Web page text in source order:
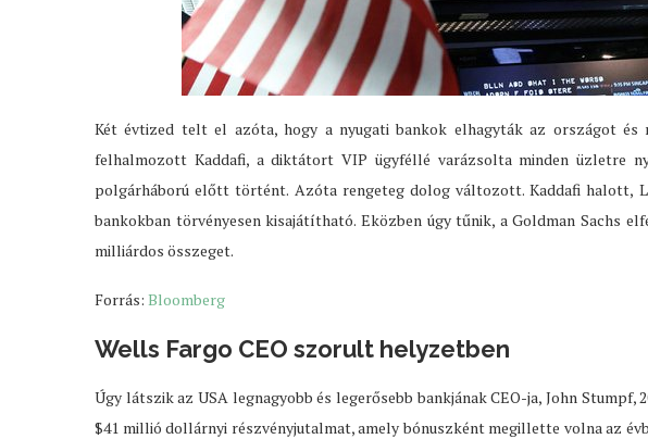
Két évtized telt el azóta, hogy a nyugati bankok elhagyták az országot és
felhalmozott Kaddafi, a diktátort VIP ügyféllé varázsolta minden üzletre
polgárháború előtt történt. Azóta rengeteg dolog változott. Kaddafi halott,
bankokban törvényesen kisajátítható. Eközben úgy tűnik, a Goldman Sachs
milliárdos összeget.
Forrás: Bloomberg
Wells Fargo CEO szorult helyzetben
Úgy látszik az USA legnagyobb és legerősebb bankjának CEO-ja, John
$41 millió dollárnyi részvényjutalmat, amely bónuszként megillette volna az